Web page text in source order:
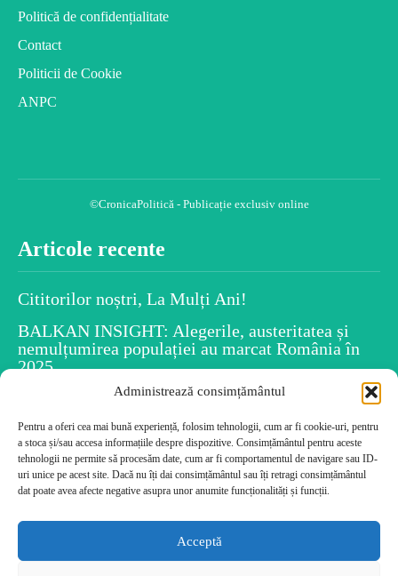
Administrează consimțământul
Pentru a oferi cea mai bună experiență, folosim tehnologii, cum ar fi cookie-uri, pentru
a stoca și/sau accesa informațiile despre dispozitive. Consimțământul pentru aceste
tehnologii ne permite să procesăm date, cum ar fi comportamentul de navigare sau ID-
uri unice pe acest site. Dacă nu îți dai consimțământul sau îți retragi consimțământul
dat poate avea afecte negative asupra unor anumite funcționalități și funcții.
Acceptă
Politică de confidențialitate
Contact
Politicii de Cookie
ANPC
©CronicaPolitică - Publicație exclusiv online
Articole recente
Cititorilor noștri, La Mulți Ani!
BALKAN INSIGHT: Alegerile, austeritatea și
nemulțumirea populației au marcat România în
2025
Spiritul Crăciunului este în fiecare dintre noi
Uiti numele persoanelor după ce le-ai întâlnit?
Psihologia dezvăluie caracteristicile tale!
Cele mai citite
Cititorilor noștri, La Mulți Ani!
BALKAN INSIGHT: Alegerile, austeritatea și